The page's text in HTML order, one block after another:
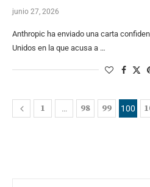
junio 27, 2026
Anthropic ha enviado una carta
Unidos en la que acusa a …
1 … 98 99 100